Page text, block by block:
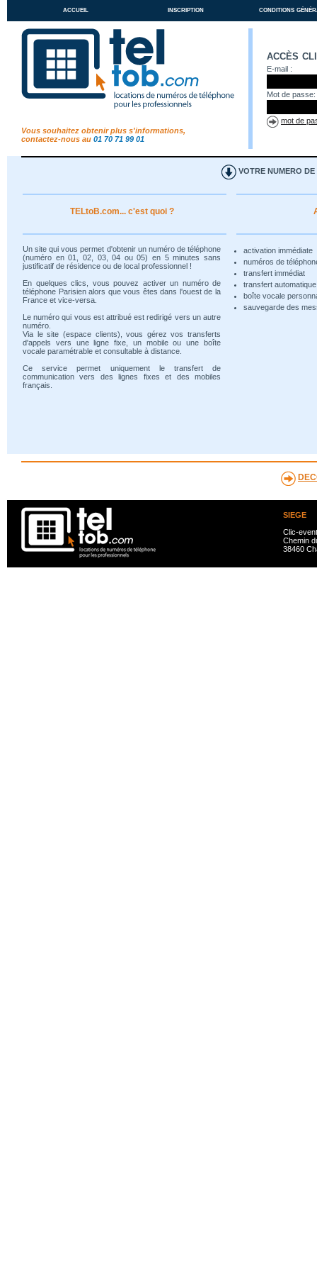
accueil inscription conditions
Vous souhaitez obtenir plus s'informations,
contactez-nous au 01 70 71 99 01
accès
E-mail :
Mot de passe:
mot de
VOTRE NUMERO DE
TELtoB.com... c'est quoi ?
Un site qui vous permet d'obtenir un numéro de téléphone
(numéro en 01, 02, 03, 04 ou 05) en 5 minutes sans
justificatif de résidence ou de local professionnel !
En quelques clics, vous pouvez activer un numéro de
téléphone Parisien alors que vous êtes dans l'ouest de la
France et vice-versa.
Le numéro qui vous est attribué est redirigé vers un autre
numéro.
Via le site (espace clients), vous gérez vos transferts
d'appels vers une ligne fixe, un mobile ou une boîte
vocale paramétrable et consultable à distance.
Ce service permet uniquement le transfert de
communication vers des lignes fixes et des mobiles
français.
activation immédiate
numéros de
transfert immédiat
transfert
boîte vocale
sauvegarde des
SIEGE
Clic-
Chemin
38460